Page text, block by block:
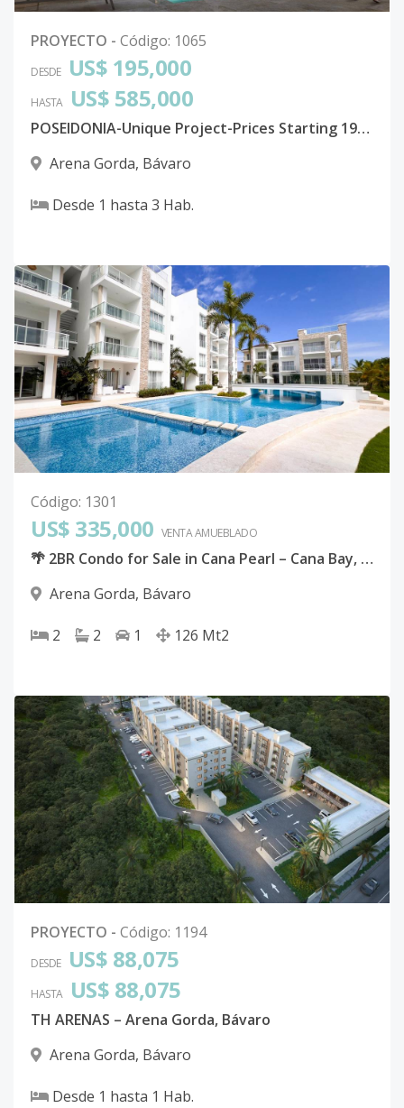
PROYECTO - Código: 1065
DESDE US$ 195,000
HASTA US$ 585,000
POSEIDONIA-Unique Project-Prices Starting 195K
Arena Gorda, Bávaro
Desde 1 hasta 3 Hab.
Código: 1301
US$ 335,000 VENTA AMUEBLADO
🌴 2BR Condo for Sale in Cana Pearl – Cana Bay, Hard Rock Punta Cana 🏝️
Arena Gorda, Bávaro
2 2 1 126 Mt2
PROYECTO - Código: 1194
DESDE US$ 88,075
HASTA US$ 88,075
TH ARENAS – Arena Gorda, Bávaro
Arena Gorda, Bávaro
Desde 1 hasta 1 Hab.